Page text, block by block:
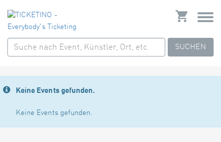
SUCHEN
Keine Events gefunden.
Keine Events gefunden.